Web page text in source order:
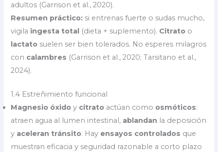
adultos (Garrison et al., 2020).
Resumen práctico: si entrenas fuerte o sudas mucho,
vigila ingesta total (dieta + suplemento). Citrato o
lactato suelen ser bien tolerados. No esperes milagros
con calambres (Garrison et al., 2020; Tarsitano et al.,
2024).
1.4 Estreñimiento funcional
Magnesio óxido y citrato actúan como osmóticos:
atraen agua al lumen intestinal, ablandan la deposición
y aceleran tránsito. Hay ensayos controlados que
muestran eficacia y seguridad razonable a corto plazo